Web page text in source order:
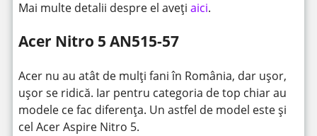
Mai multe detalii despre el aveți aici.
Acer Nitro 5 AN515-57
Acer nu au atât de mulți fani în România, dar ușor,
ușor se ridică. Iar pentru categoria de top chiar au
modele ce fac diferența. Un astfel de model este și
cel Acer Aspire Nitro 5.